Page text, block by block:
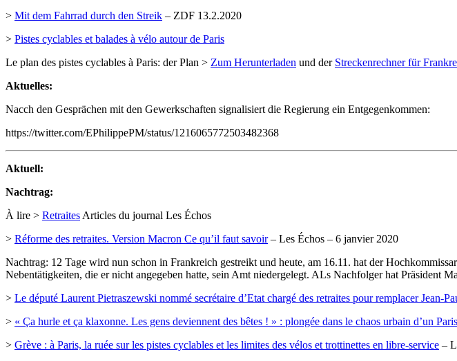
> Mit dem Fahrrad durch den Streik – ZDF 13.2.2020
> Pistes cyclables et balades à vélo autour de Paris
Le plan des pistes cyclables à Paris: der Plan > Zum Herunterladen und der Streckenrechner für
Aktuelles:
Nacch den Gesprächen mit den Gewerkschaften signalisiert die Regierung ein Entgegenkommen:
https://twitter.com/EPhilippePM/status/1216065772503482368
Aktuell:
Nachtrag:
À lire > Retraites Articles du journal Les Échos
> Réforme des retraites. Version Macron Ce qu’il faut savoir– Les Échos – 6 janvier 2020
Nachtrag: 12 Tage wird nun schon in Frankreich gestreikt und heute, am 16.11. hat der
Nebentätigkeiten, die er nicht angegeben hatte, sein Amt niedergelegt. ALs Nachfolger hat Präsident
> Le député Laurent Pietraszewski nommé secrétaire d’Etat chargé des retraites pour remplacer Jean-
> « Ça hurle et ça klaxonne. Les gens deviennent des bêtes ! » : plongée dans le chaos urbain d’un
> Grève : à Paris, la ruée sur les pistes cyclables et les limites des vélos et trottinettes en libre-service –